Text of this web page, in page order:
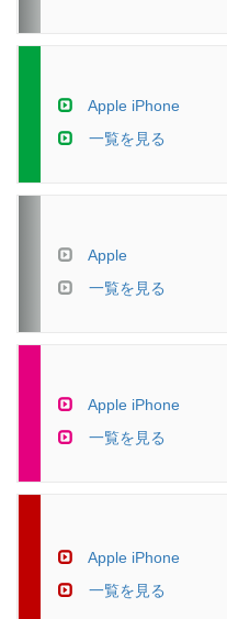
Apple iPhone
一覧を見る
Apple
一覧を見る
Apple iPhone
一覧を見る
Apple iPhone
一覧を見る